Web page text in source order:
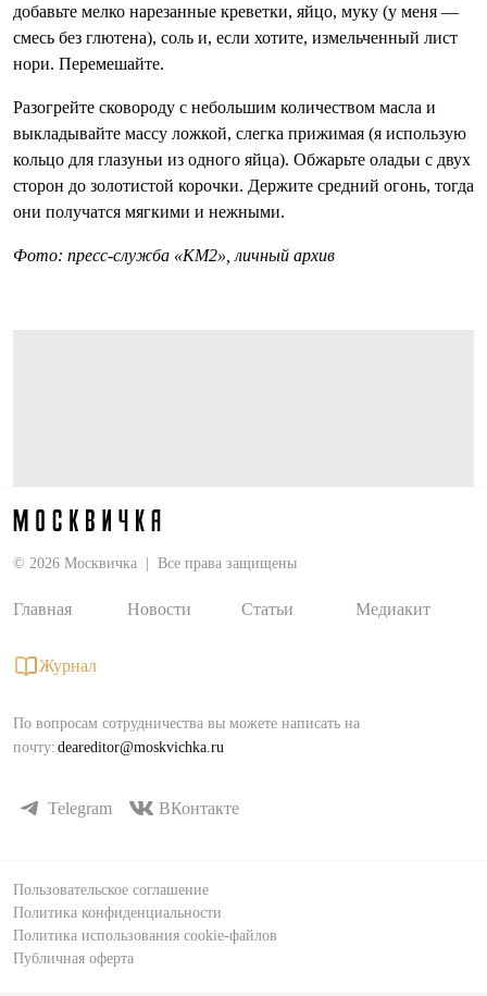
добавьте мелко нарезанные креветки, яйцо, муку (у меня —
смесь без глютена), соль и, если хотите, измельченный лист
нори. Перемешайте.
Разогрейте сковороду с небольшим количеством масла и
выкладывайте массу ложкой, слегка прижимая (я использую
кольцо для глазуньи из одного яйца). Обжарьте оладьи с двух
сторон до золотистой корочки. Держите средний огонь, тогда
они получатся мягкими и нежными.
Фото: пресс-служба «КМ2», личный архив
© 2026 Москвичка Все права защищены
Главная Новости Статьи Медиакит
Журнал
По вопросам сотрудничества вы можете написать на
почту: deareditor@moskvichka.ru
Telegram ВКонтакте
Пользовательское соглашение
Политика конфиденциальности
Политика использования cookie-файлов
Публичная оферта